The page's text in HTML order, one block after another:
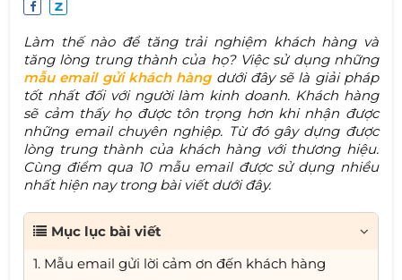
Làm thế nào để tăng trải nghiệm khách hàng và
tăng lòng trung thành của họ? Việc sử dụng những
mẫu email gửi khách hàngdưới đây sẽ là giải pháp
tốt nhất đối với người làm kinh doanh. Khách hàng
sẽ cảm thấy họ được tôn trọng hơn khi nhận được
những email chuyên nghiệp. Từ đó gây dựng được
lòng trung thành của khách hàng với thương hiệu.
Cùng điểm qua 10 mẫu email được sử dụng nhiều
nhất hiện nay trong bài viết dưới đây.
Mục lục bài viết
1. Mẫu email gửi lời cảm ơn đến khách hàng